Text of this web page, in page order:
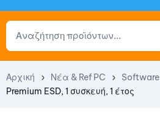
Αρχική Νέα & Ref PC Software
Premium ESD, 1 συσκευή, 1 έτος